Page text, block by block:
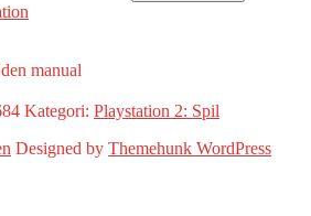
manual
Kategori: Playstation 2: Spil
Designed by Themehunk WordPress